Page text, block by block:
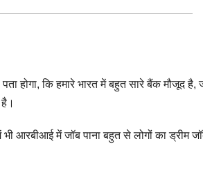
होगा, कि हमारे भारत में बहुत सारे बैंक मौजूद है,
आरबीआई में जॉब पाना बहुत से लोगों का ड्रीम